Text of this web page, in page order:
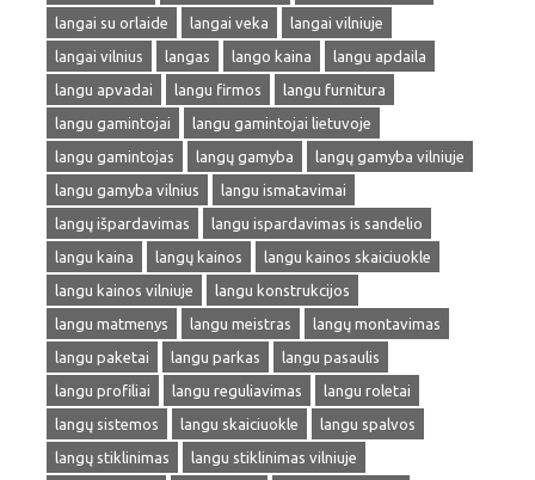
langai su orlaide
langai veka
langai vilniuje
langai vilnius
langas lango kaina
langu apdaila
langu apvadai
langu firmos
langu furnitura
langu gamintojai
langu gamintojai lietuvoje
langu gamintojas
langų gamyba
langų gamyba vilniuje
langu gamyba vilnius
langu ismatavimai
langų išpardavimas
langu ispardavimas is sandelio
langu kaina
langų kainos
langu kainos skaiciuokle
langu kainos vilniuje
langu konstrukcijos
langu matmenys
langu meistras
langų montavimas
langu paketai
langu parkas
langu pasaulis
langu profiliai
langu reguliavimas
langu roletai
langų sistemos
langu skaiciuokle
langu spalvos
langų stiklinimas
langu stiklinimas vilniuje